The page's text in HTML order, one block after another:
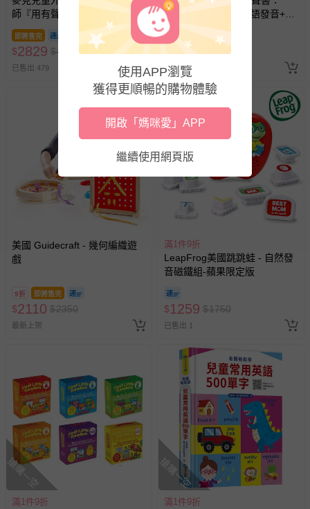
師『用有聲書輕鬆聽出英語
力』第1~4週書單 (9書+9CD)
即將售完
$2829 $4185
已售出 479
ABC學習圖鑑-內含3語發音+26
個字母主題+600個詞語
即將售完
486
已售出 9
美國 Guidecraft - 幾何編織遊
戲
9折 即將售完
$2110 $2350
最新上架
滿1件9折
LeapFrog美國跳跳蛙 - 自然發
音磁鐵組-蘋果限定版
$1259 $1750
已售出 1
搶購一空
滿1件9折
搶購一空
滿1件9折
使用APP瀏覽
獲得更順暢的購物體驗
開啟「媽咪愛」APP
繼續使用網頁版